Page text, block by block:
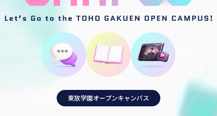
東放学園オープンキャンパス